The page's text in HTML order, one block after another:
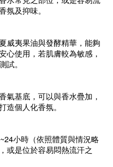
氛及抑味。
威夷果油與發酵精華，能夠
心使用，若肌膚較為敏感，
試。
氣基底，可以與香水疊加，
造個人化香氛。
小時（依照體質與情況略
或是位於容易悶熱流汗之